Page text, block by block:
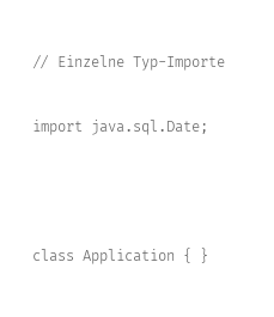
// Einzelne Typ-Importe
import java.sql.Date;
class Application { }